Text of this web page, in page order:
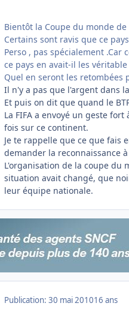
Bientôt la Coupe du monde
Certains sont ravis que ce
Perso , pas spécialement
ce pays en avait-il les véritable
Quel en seront les retombées
Il n'y a pas que l'argent dans
Et puis on dit que quand le
La FIFA a envoyé un geste
fois sur ce continent.
Je te rappelle que ce que fais
demander la reconnaissance
L'organisation de la coupe du
situation avait changé, que
leur équipe nationale.
Publication: 30 mai 201016 ans